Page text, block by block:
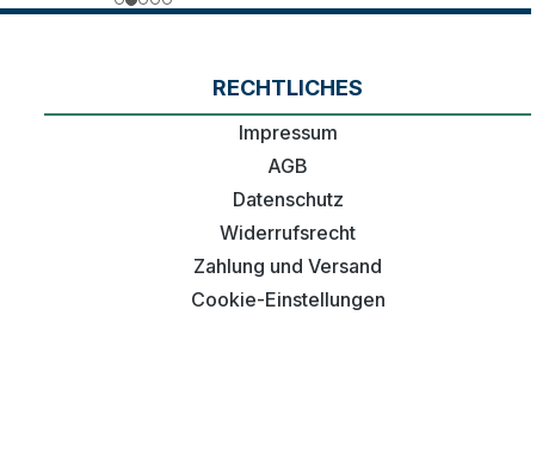
RECHTLICHES
Impressum
AGB
Datenschutz
Widerrufsrecht
Zahlung und Versand
Cookie-Einstellungen